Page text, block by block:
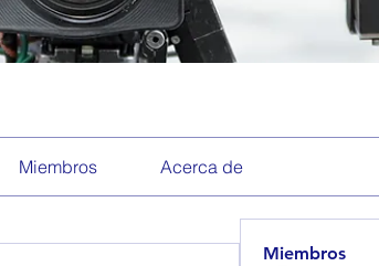
Miembros Acerca de
Miembros